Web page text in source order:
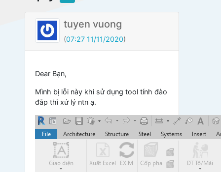
tuyen vuong
(07:27 11/11/2020)
Dear Bạn,
Mình bị lỗi này khi sử dụng tool tính đào
đắp thì xử lý ntn ạ.